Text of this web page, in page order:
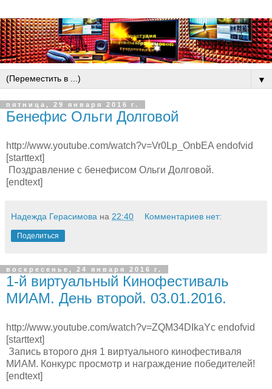
▼
пятница, 29 января 2016 г.
Бенефис Ольги Долговой
http://www.youtube.com/watch?v=Vr0Lp_OnbEA endofvid
[starttext]
Поздравление с бенефисом Ольги Долговой.
[endtext]
Надежда Герасимова на 22:40 Комментариев нет:
Поделиться
воскресенье, 24 января 2016 г.
1-й виртуальный Кинофестиваль
МИАМ. День второй. 03.01.2016.
http://www.youtube.com/watch?v=ZQM34DIkaYc endofvid
[starttext]
Запись второго дня 1 виртуального кинофестиваля
МИАМ. Конкурс просмотр и награждение победителей!
[endtext]